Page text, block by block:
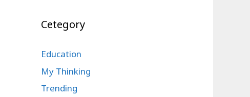
Cetegory
Education
My Thinking
Trending